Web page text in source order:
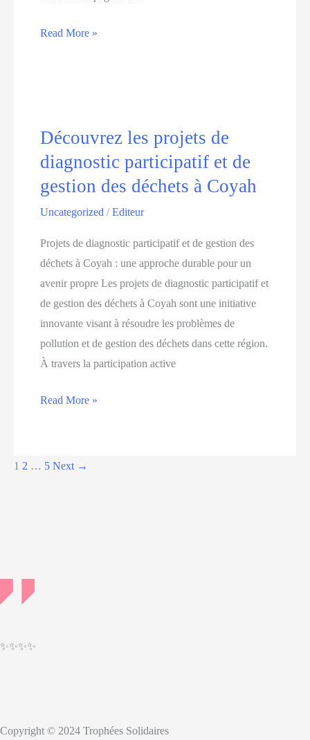
Découvrez
les
étudiants
trophees-
solidairesfr
Read More »
Découvrez les projets de
diagnostic participatif et de
gestion des déchets à Coyah
Uncategorized /Editeur
Projets de diagnostic participatif et de gestion des
déchets à Coyah : une approche durable pour un
avenir propre Les projets de diagnostic participatif et
de gestion des déchets à Coyah sont une initiative
innovante visant à résoudre les problèmes de
pollution et de gestion des déchets dans cette région.
À travers la participation active
Découvrez
de
Read More »
Post
1 2 … 5 Next →
✨✨✨✨
Copyright © 2024 Trophées Solidaires